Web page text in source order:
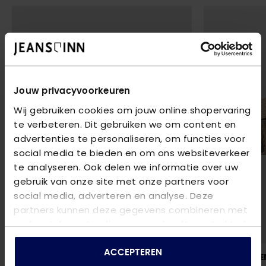
Jouw privacyvoorkeuren
Wij gebruiken cookies om jouw online shopervaring
te verbeteren. Dit gebruiken we om content en
advertenties te personaliseren, om functies voor
social media te bieden en om ons websiteverkeer
te analyseren. Ook delen we informatie over uw
gebruik van onze site met onze partners voor
social media, adverteren en analyse. Deze
partners kunnen deze gegevens combineren met
andere informatie die u aan ze heeft verstrekt of
die ze hebben verzameld op basis van uw gebruik
ACCEPTEREN LEGEND